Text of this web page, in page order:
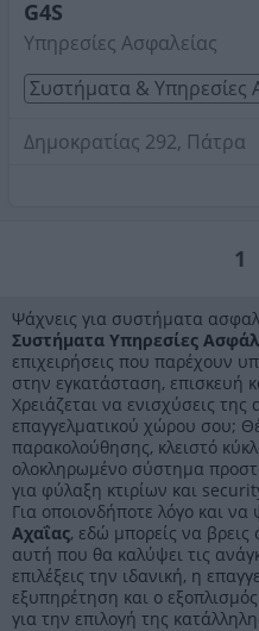
Αχαΐας
G4S
Υπηρεσίες Ασφαλείας
Συστήματα & Υπηρεσίες
Δημοκρατίας 292, Πάτρα
1
Ψάχνεις για συστήματα
Συστήματα Υπηρεσίες
επιχειρήσεις που παρέχουν
στην εγκατάσταση, επισκευή
Χρειάζεται να ενισχύσεις
επαγγελματικού χώρου σου;
παρακολούθησης, κλειστό
ολοκληρωμένο σύστημα
για φύλαξη κτιρίων και
Για οποιονδήποτε λόγο και
Αχαΐας, εδώ μπορείς να βρεις
αυτή που θα καλύψει τις
επιλέξεις την ιδανική, η
εξυπηρέτηση και ο
για την επιλογή της